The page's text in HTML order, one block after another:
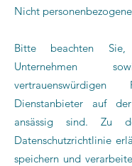
Nicht
Bitte beachten Sie,
Unternehmen
Dienstanbieter auf
ansässig sind. Zu
Datenschutzrichtlinie
speichern und